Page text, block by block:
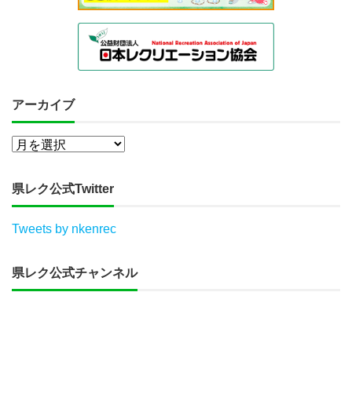
アーカイブ
県レク公式Twitter
Tweets by nkenrec
県レク公式チャンネル